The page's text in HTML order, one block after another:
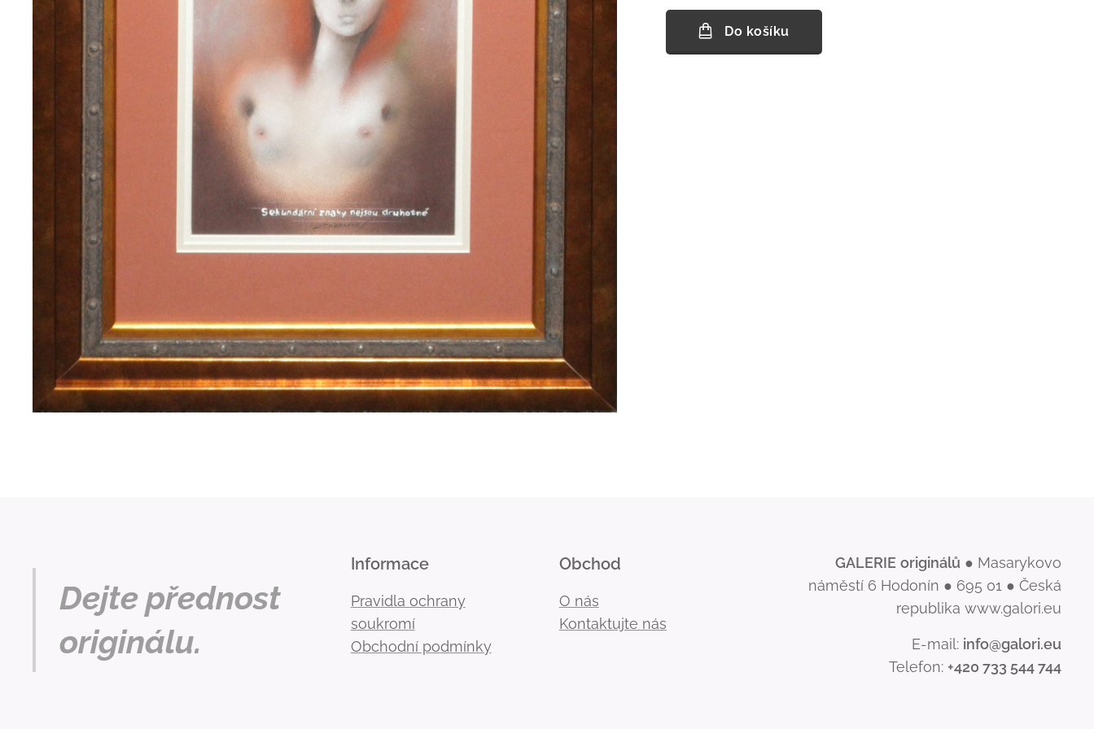
Do košíku
Dejte přednost
originálu.
Informace
Pravidla ochrany
soukromí
Obchodní podmínky
Obchod
O nás
Kontaktujte nás
GALERIE originálů ● Masarykovo
náměstí 6 Hodonín ● 695 01 ● Česká
republika www.galori.eu
E-mail: info@galori.eu
Telefon: +420 733 544 744